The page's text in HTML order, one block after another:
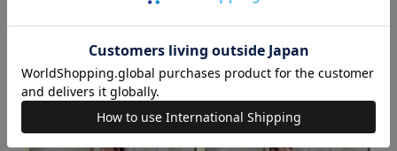
HASHIZUME / 160cm
着用サイズ : 36
OGURA / 166cm